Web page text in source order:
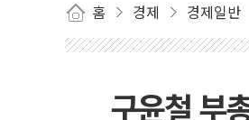
홈 경제 경제일반
구윤철 부